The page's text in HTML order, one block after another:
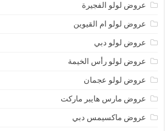
عروض لولو الفجيرة
عروض لولو ام القيوين
عروض لولو دبي
عروض لولو رأس الخيمة
عروض لولو عجمان
عروض مارس هايبر ماركت
عروض ماكسيمس دبي